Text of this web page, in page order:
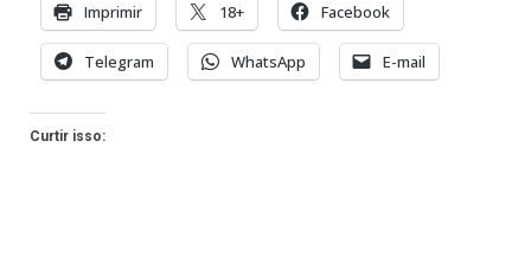
Imprimir 18+ Facebook
Telegram WhatsApp E-mail
Curtir isso: